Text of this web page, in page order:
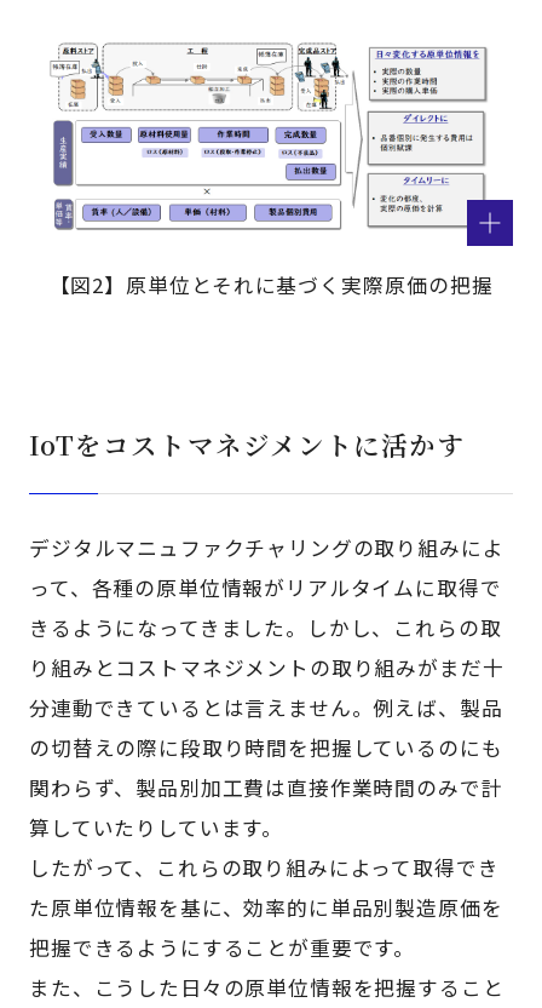
【図2】原単位とそれに基づく実際原価の把握
IoTをコストマネジメントに活かす
デジタルマニュファクチャリングの取り組みによ
って、各種の原単位情報がリアルタイムに取得で
きるようになってきました。しかし、これらの取
り組みとコストマネジメントの取り組みがまだ十
分連動できているとは言えません。例えば、製品
の切替えの際に段取り時間を把握しているのにも
関わらず、製品別加工費は直接作業時間のみで計
算していたりしています。
したがって、これらの取り組みによって取得でき
た原単位情報を基に、効率的に単品別製造原価を
把握できるようにすることが重要です。
また、こうした日々の原単位情報を把握すること